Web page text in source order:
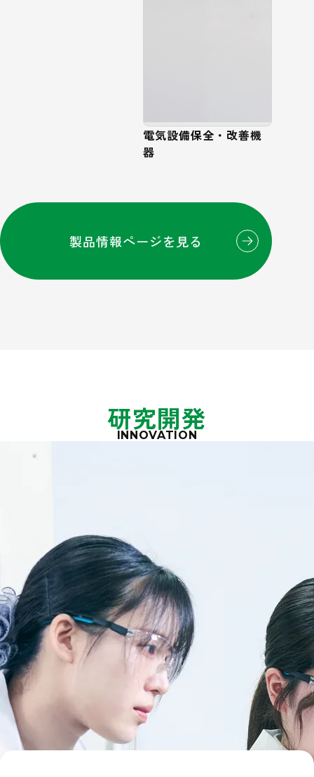
電気設備保全・改善機
器
製品情報ページを見る
研究開発
INNOVATION